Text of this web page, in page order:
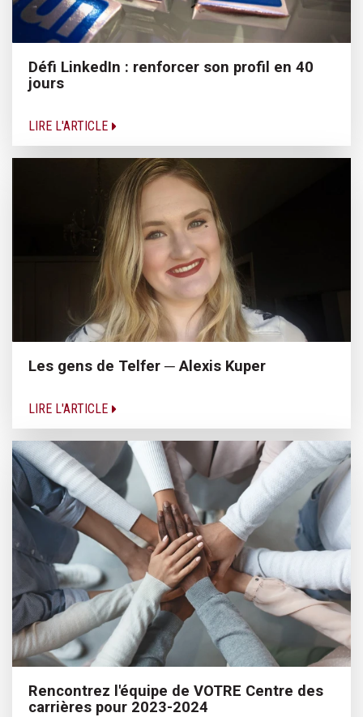
Défi LinkedIn : renforcer son profil en 40
jours
LIRE L'ARTICLE
Les gens de Telfer ─ Alexis Kuper
LIRE L'ARTICLE
Rencontrez l'équipe de VOTRE Centre des
carrières pour 2023-2024